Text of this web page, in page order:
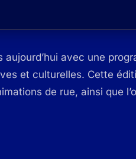
avec une
et culturelles. Cette
de rue, ainsi que